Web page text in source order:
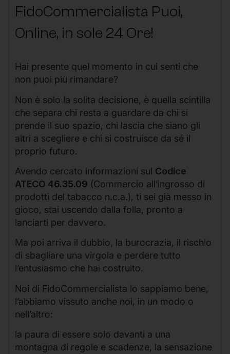
FidoCommercialista Puoi,
Online, in sole 24 Ore!
Hai presente quel momento in cui senti che
non puoi più rimandare?
Non è solo la solita decisione, è quella scintilla
che separa chi resta a guardare da chi si
prende il suo spazio, chi lascia che siano gli
altri a scegliere e chi si costruisce da sé il
proprio futuro.
Avendo cercato informazioni sul Codice
ATECO 46.35.09 (Commercio all’ingrosso di
prodotti del tabacco n.c.a.), ti sei già messo in
gioco, stai uscendo dalla folla, pronto a
lanciarti per davvero.
Ma poi arriva il dubbio, la burocrazia, il rischio
di sbagliare una virgola e perdere tutto
l’entusiasmo che hai costruito.
Noi di FidoCommercialista lo sappiamo bene,
l’abbiamo vissuto anche noi, in un modo o
nell’altro:
la paura di essere solo davanti a una
montagna di regole e scadenze, la sensazione